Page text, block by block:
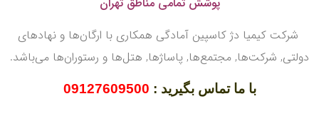
شرکت کیمیا دژ کاسپین آمادگی همکاری با ارگان‌ها و نهادهای
دولتی, شرکت‌ها, مجتمع‌ها, پاساژها, هتل‌ها و رستوران‌ها می‌باشد.
با ما تماس بگیرید : 09127609500